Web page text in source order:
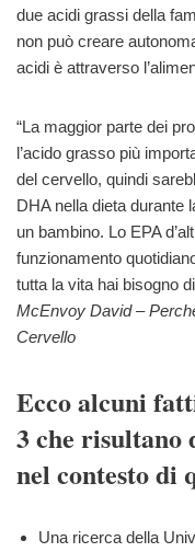
due acidi grassi della
non può creare
acidi è attraverso
“La maggior parte dei
l’acido grasso più
del cervello, quindi
DHA nella dieta durante
un bambino. Lo EPA
funzionamento
tutta la vita hai bisogno
McEnvoy David –
Cervello
Ecco alcuni
3 che risultano
nel contesto di
Una ricerca della